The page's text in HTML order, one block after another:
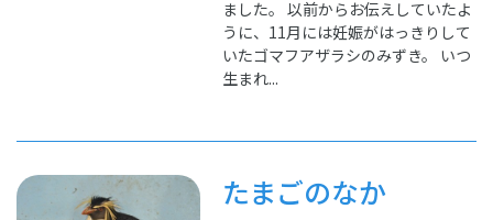
ました。 以前からお伝えしていたよ
うに、11月には妊娠がはっきりして
いたゴマフアザラシのみずき。 いつ
生まれ...
たまごのなか